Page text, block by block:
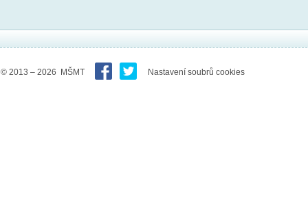
© 2013 – 2026 MŠMT Nastavení soubrů cookies